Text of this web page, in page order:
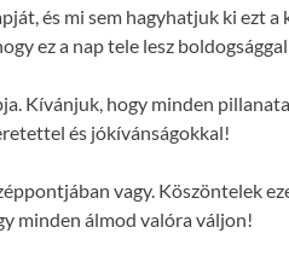
és mi sem hagyhatjuk ki ezt
ez a nap tele lesz
Kívánjuk, hogy minden
és jókívánságokkal!
vagy. Köszöntelek
minden álmod valóra váljon!